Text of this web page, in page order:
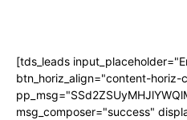
[tds_leads
btn_horiz_align="content-
msg_composer="success"